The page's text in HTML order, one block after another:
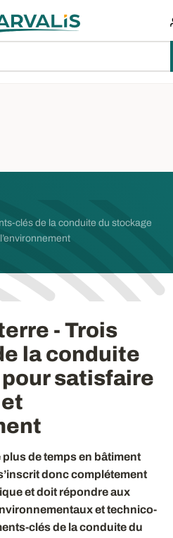
clés de la conduite du stockage
- Trois
la conduite
satisfaire
de temps en bâtiment
donc complétement
et doit répondre aux
et technico-
clés de la conduite du